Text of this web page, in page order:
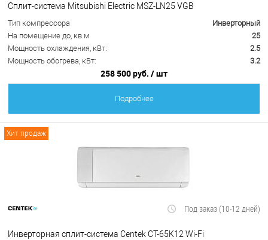
Сплит-система Mitsubishi Electric MSZ-LN25 VGB
Тип компрессора
Инверторный
На помещение до, кв.м
25
Мощность охлаждения, кВт:
2.5
Мощность обогрева, кВт:
3.2
258 500 руб. / шт
Подробнее
Хит продаж
Под заказ (10-12 дней)
Инверторная сплит-система Centek CT-65K12 Wi-Fi